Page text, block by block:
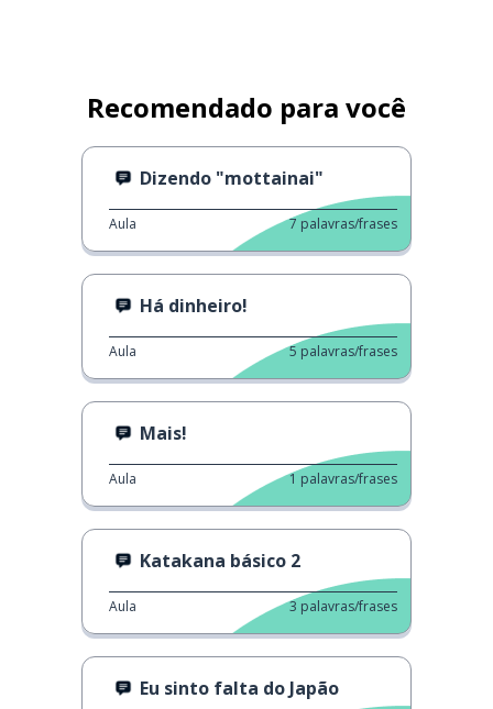
Recomendado para você
Dizendo "mottainai"
Aula 7 palavras/frases
Há dinheiro!
Aula 5 palavras/frases
Mais!
Aula 1 palavras/frases
Katakana básico 2
Aula 3 palavras/frases
Eu sinto falta do Japão